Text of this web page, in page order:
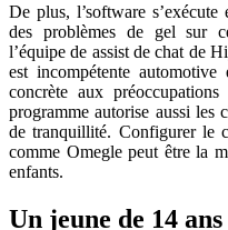
De plus, l’software
des problèmes de gel sur
l’équipe de assist de chat de
est incompétente
concrète aux
programme autorise aussi les
de tranquillité. Configurer le
comme Omegle peut être la
enfants.
Un jeune de 14